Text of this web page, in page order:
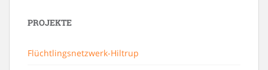
PROJEKTE
Flüchtlingsnetzwerk-Hiltrup